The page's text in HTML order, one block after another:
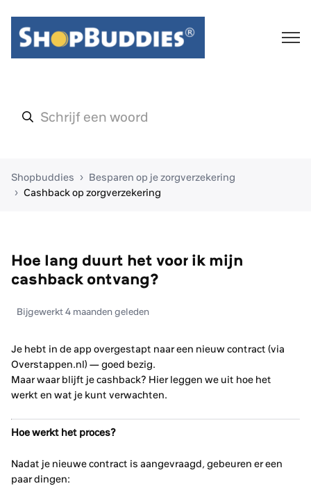
Shopbuddies
Besparen op je zorgverzekering
Cashback op zorgverzekering
Hoe lang duurt het voor ik mijn
cashback ontvang?
Bijgewerkt4 maanden geleden
Je hebt in de app overgestapt naar een nieuw contract (via
Overstappen.nl) — goed bezig.
Maar waar blijft je cashback? Hier leggen we uit hoe het
werkt en wat je kunt verwachten.
Hoe werkt het proces?
Nadat je nieuwe contract is aangevraagd, gebeuren er een
paar dingen: